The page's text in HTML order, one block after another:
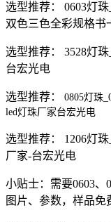
选型推荐： 0603灯
双色三色全彩规格书
选型推荐： 3528灯
台宏光电
选型推荐： 0805灯珠
led灯珠厂家台宏光电
选型推荐： 1206灯
厂家-台宏光电
小贴士：需要0603、
图片、参数，样品免